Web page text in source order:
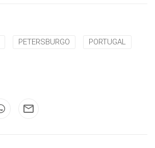
PETERSBURGO PORTUGAL